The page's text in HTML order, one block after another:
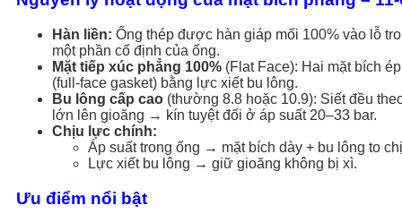
Hàn liền: Ống thép được hàn giáp mối 100% vào lỗ
một phần cố định của ống.
Mặt tiếp xúc phẳng 100% (Flat Face): Hai mặt bích
(full-face gasket) bằng lực xiết bu lông.
Bu lông cấp cao (thường 8.8 hoặc 10.9): Siết đều
lớn lên gioăng → kín tuyệt đối ở áp suất 20–33 bar.
Chịu lực chính:
Áp suất trong ống → mặt bích dày + bu lông to
Lực xiết bu lông → giữ gioăng không bị xì.
Ưu điểm nổi bật